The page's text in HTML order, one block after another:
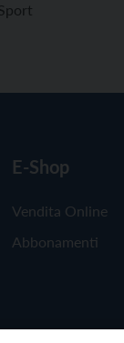
E-Shop
Vendita Online
Abbonamenti